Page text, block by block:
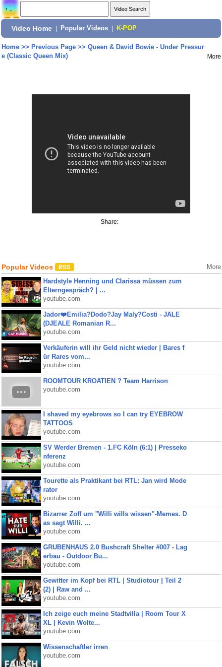
Video Home Popular Videos K-POP
Home>> Previous Page>> Queen & David Bowie - Under Pressur
e (Classic Queen Mix)
More
Share:
Popular Videos More
Hardstyle Henning und Clarissa müssen zum
Elterngespräch? | ...
youtube.com
Jador❤️Emilia?Dodo?Jay Maly?Costi - JALE
(DJEALE Romanian R...
youtube.com
Verkäuferin will ihr Geld nicht wieder | Bares f
ür Rares vom...
youtube.com
ROOMTOUR KROATIEN ? Team Harrison
youtube.com
I shaved my eyebrows so I can try EYEBROW
TATTOOS
youtube.com
SV Werder Bremen - 1.FC Köln (6:1) | Presseko
nferenz
youtube.com
Tourette als Praktikant bei RTL: Jan wird Mode
rator
youtube.com
Bizarrer Zoff um "Willi wills wissen"-Memes. D
as sagt Willi. ...
youtube.com
GRUBENHAUS 2.0 Bushcraft Shelter #007 - Lag
erbau - Outdoor Bu...
youtube.com
Gewitter im Kopf bei RTL | Studiotour | Teil 2
(2) | Raw and ...
youtube.com
Ich zeige euch meine Stadtvilla | Room Tour X
XL | Kevin Wolte...
youtube.com
Wissenschaftler irren
youtube.com